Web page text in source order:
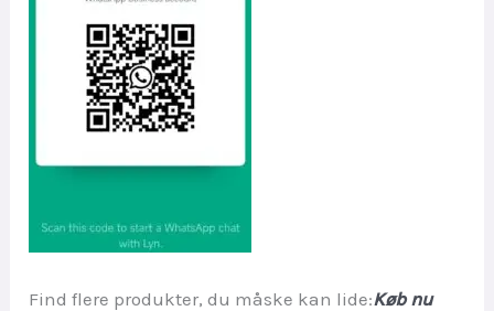
Find flere produkter, du måske kan lide:Køb nu